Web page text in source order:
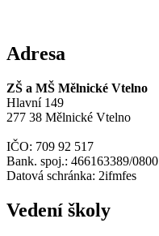
Adresa
ZŠ a MŠ Mělnické Vtelno
Hlavní 149
277 38 Mělnické Vtelno
IČO: 709 92 517
Bank. spoj.: 466163389/0800
Datová schránka: 2ifmfes
Vedení školy